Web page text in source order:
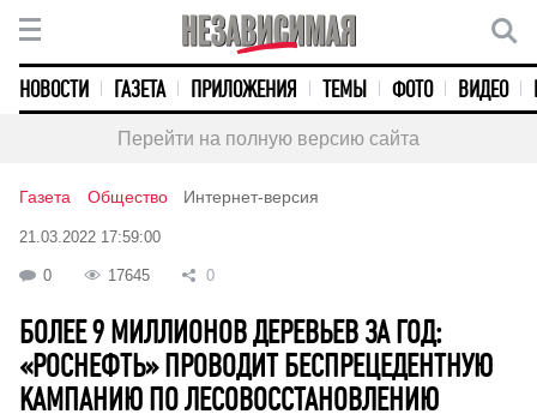
НОВОСТИ ГАЗЕТА ПРИЛОЖЕНИЯ ТЕМЫ ФОТО ВИДЕО
Перейти на полную версию сайта
Газета Общество Интернет-версия
21.03.2022 17:59:00
0 17645 0
БОЛЕЕ 9 МИЛЛИОНОВ ДЕРЕВЬЕВ ЗА ГОД:
«РОСНЕФТЬ» ПРОВОДИТ БЕСПРЕЦЕДЕНТНУЮ
КАМПАНИЮ ПО ЛЕСОВОССТАНОВЛЕНИЮ